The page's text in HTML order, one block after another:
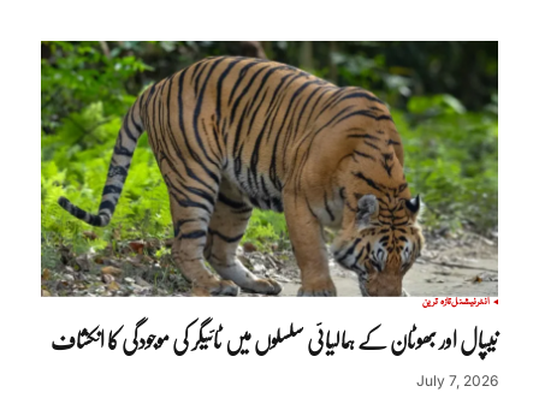
انٹرنیشنلتازہ ترین
نیپال اور بھوٹان کے ہمالیائی سلسلوں میں ٹائیگر کی موجودگی کا انکشاف
July 7, 2026